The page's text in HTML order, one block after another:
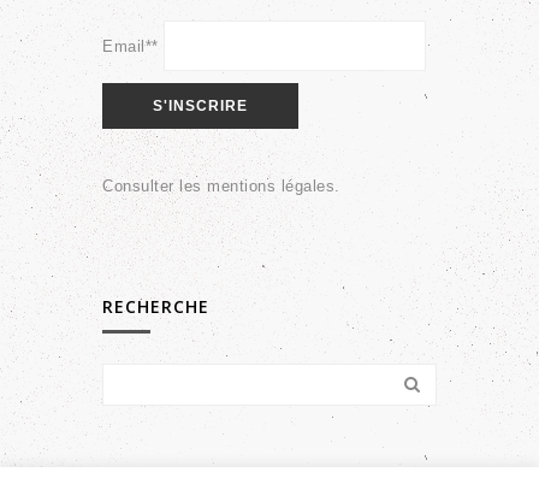
Email**
Consulter lesmentions légales.
RECHERCHE